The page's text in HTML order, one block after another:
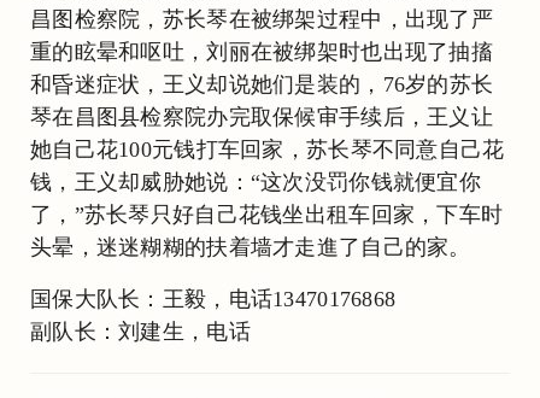
昌图检察院，苏长琴在被绑架过程中，出现了严
重的眩晕和呕吐，刘丽在被绑架时也出现了抽搐
和昏迷症状，王义却说她们是装的，76岁的苏长
琴在昌图县检察院办完取保候审手续后，王义让
她自己花100元钱打车回家，苏长琴不同意自己花
钱，王义却威胁她说：“这次没罚你钱就便宜你
了，”苏长琴只好自己花钱坐出租车回家，下车时
头晕，迷迷糊糊的扶着墙才走進了自己的家。
国保大队长：王毅，电话13470176868
副队长：刘建生，电话